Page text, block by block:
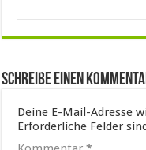
Schreibe einen
Deine E-Mail-Adresse
Erforderliche Felder